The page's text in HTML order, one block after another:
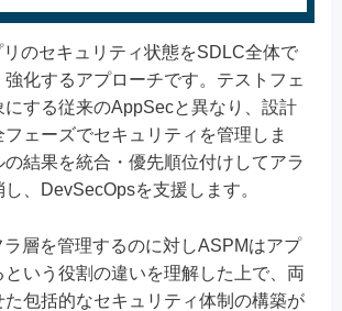
のセキュリティ状態をSDLC全体で
化するアプローチです。テストフェ
にする従来のAppSecと異なり、設計
ェーズでセキュリティを管理しま
結果を統合・優先順位付けしてアラ
、DevSecOpsを支援します。
層を管理するのに対しASPMはアプ
という役割の違いを理解した上で、両
包括的なセキュリティ体制の構築が